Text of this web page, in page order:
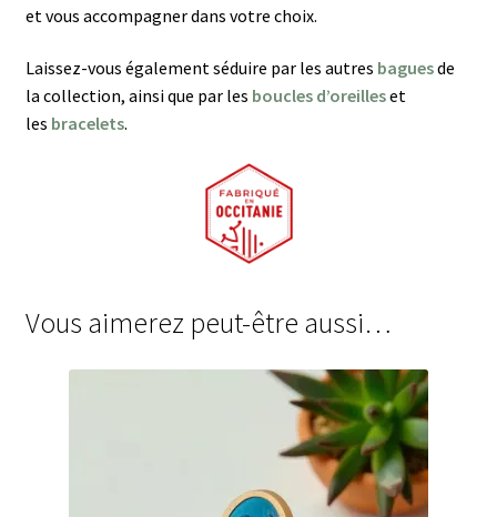
et vous accompagner dans votre choix.
Laissez-vous également séduire par les autres baguesde
la collection, ainsi que par les boucles d’oreilleset
les bracelets.
Vous aimerez peut-être aussi…